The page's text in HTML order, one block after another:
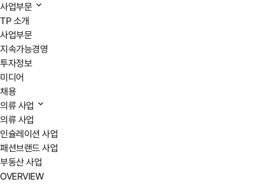
사업부문
TP 소개
사업부문
지속가능경영
투자정보
미디어
채용
의류 사업
의류 사업
인슐레이션 사업
패션브랜드 사업
부동산 사업
OVERVIEW